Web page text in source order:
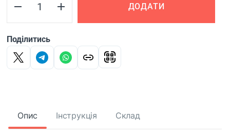
ДОДАТИ
Поділитись
Опис Інструкція Склад